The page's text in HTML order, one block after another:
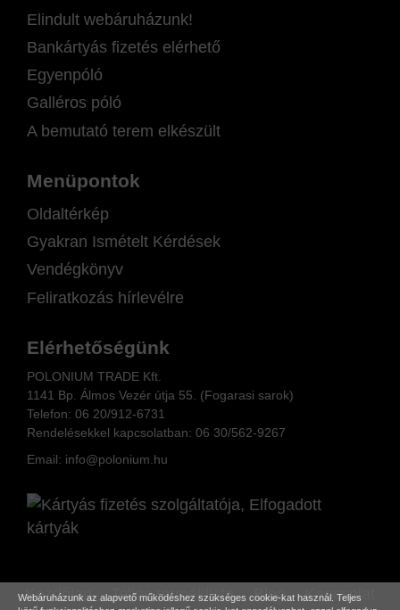
Webáruházunk az alapvető működéshez szükséges cookie-kat használ. Teljes
Elindult webáruházunk!
Bankártyás fizetés elérhető
Egyenpóló
Galléros póló
A bemutató terem elkészült
Menüpontok
Oldaltérkép
Gyakran Ismételt Kérdések
Vendégkönyv
Feliratkozás hírlevélre
Elérhetőségünk
POLONIUM TRADE Kft.
1141 Bp. Álmos Vezér útja 55. (Fogarasi sarok)
Telefon: 06 20/912-6731
Rendelésekkel kapcsolatban: 06 30/562-9267
Email: info@polonium.hu
Kezdőlap Teljes terméklista Blog Kapcsolat